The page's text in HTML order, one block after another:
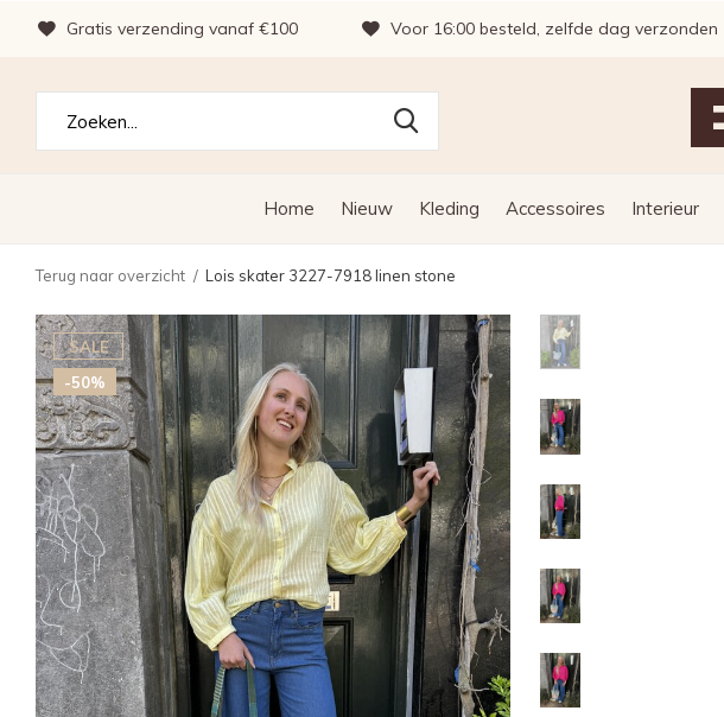
Home Nieuw Kleding Accessoires Interieur
Gratis verzending vanaf €100 Voor 16:00 besteld, zelfde dag verzonden
Terug naar overzicht Lois skater 3227-7918 linen stone
SALE
-50%